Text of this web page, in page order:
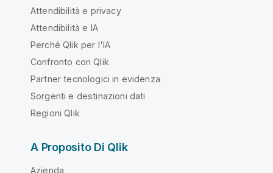
Attendibilità e privacy
Attendibilità e IA
Perché Qlik per l'IA
Confronto con Qlik
Partner tecnologici in evidenza
Sorgenti e destinazioni dati
Regioni Qlik
A Proposito Di Qlik
Azienda